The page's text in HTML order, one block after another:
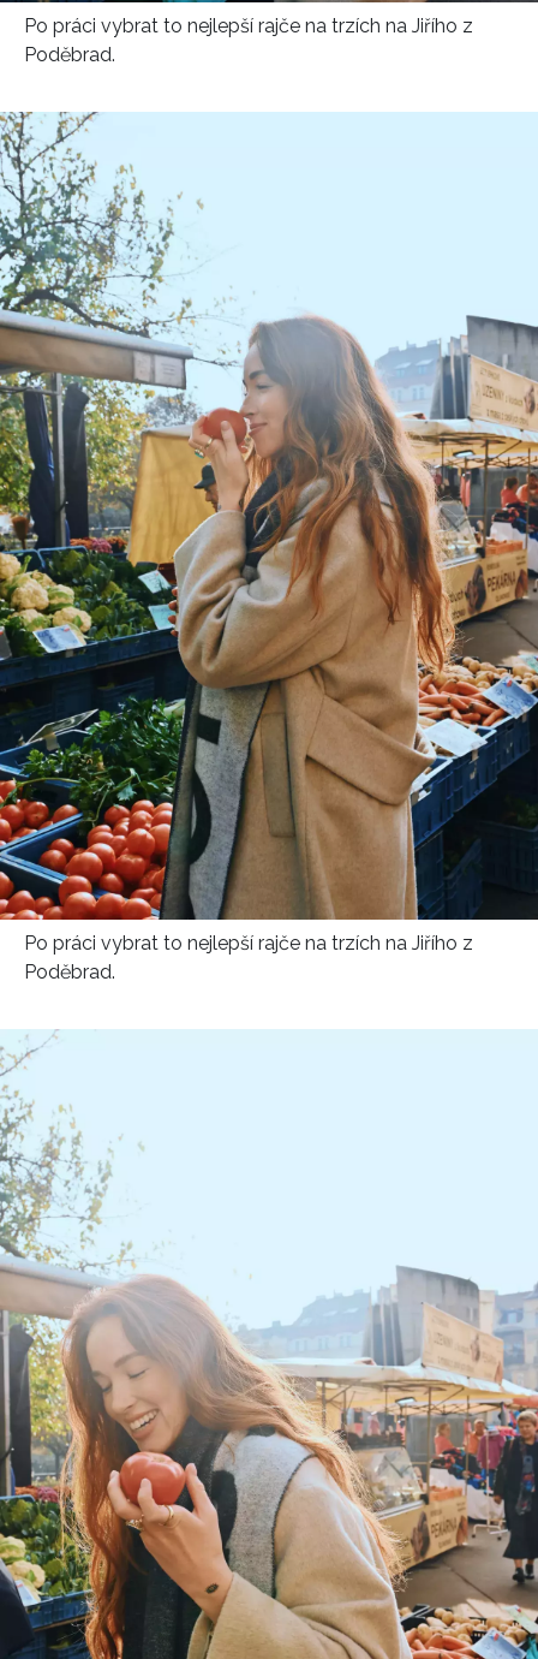
INFORMACE
REDAKCE
Po práci vybrat to nejlepší rajče na trzích na Jiřího z
Poděbrad.
Po práci vybrat to nejlepší rajče na trzích na Jiřího z
Poděbrad.